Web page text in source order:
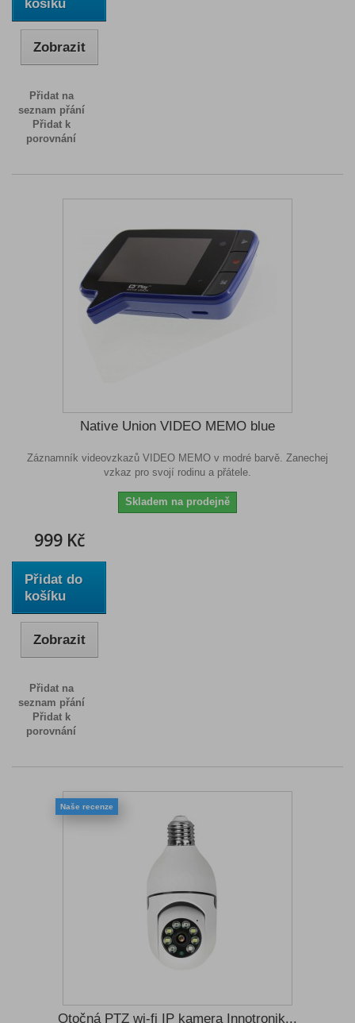
košíku
Zobrazit
Přidat na
seznam přání
Přidat k
porovnání
Native Union VIDEO MEMO blue
Záznamník videovzkazů VIDEO MEMO v modré barvě. Zanechej
vzkaz pro svojí rodinu a přátele.
Skladem na prodejně
999 Kč
Přidat do
košíku
Zobrazit
Přidat na
seznam přání
Přidat k
porovnání
Naše recenze
Otočná PTZ wi-fi IP kamera Innotronik...